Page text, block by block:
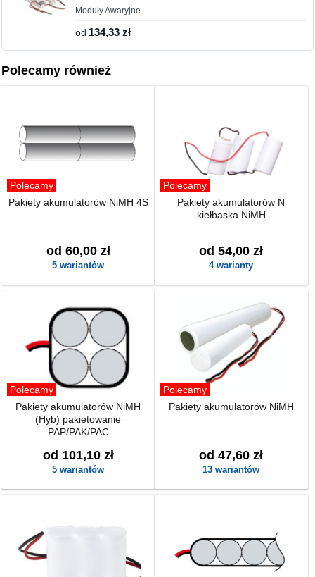
Moduły Awaryjne
od 134,33 zł
Polecamy również
Polecamy
Pakiety akumulatorów NiMH 4S
od 60,00 zł
5 wariantów
Polecamy
Pakiety akumulatorów N
kiełbaska NiMH
od 54,00 zł
4 warianty
Polecamy
Pakiety akumulatorów NiMH
(Hyb) pakietowanie
PAP/PAK/PAC
od 101,10 zł
5 wariantów
Polecamy
Pakiety akumulatorów NiMH
od 47,60 zł
13 wariantów